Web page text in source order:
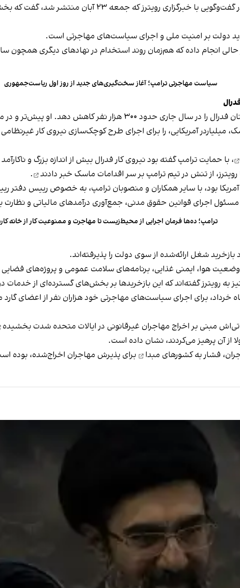
اسکات کوپور، مدیر منابع انسانی دولت آمریکا، در
دولت بر امنیت ملی و اجرای سیاست‌های مهاجرتی است.
سیاست مهاجرتی ترامپ؛ آغاز سخت‌گیری‌های جدید از روز اول ریاست‌جمهوری
دهد. او پیش‌تر و در ماه اوت این رقم را اعلام کرده بود.
، با حمایت ترامپ گفته بود نیروی کار فدرال بیش از اندازه بزرگ و
خبر دادند
.
بود، با سایر همکاران و منصوبان ترامپ، به خصوص رییس دفتر
اجرای قوانین حقوق مدنی، جمع‌آوری درآمدهای مالیاتی و نظارت بر
ترامپ؛ ده‌ها فرمان اجرایی از محیط‌زیست تا مهاجرت و ممنوعیت کار از خانه
هوا، ایمنی غذایی، برنامه‌های سلامت عمومی و پروژه‌های فضایی
به رویترز گفته‌اند که این بازخریدها بر بخش‌های گسترده‌ای از
برای اجرای سیاست‌های مهاجرتی خود هزاران نفر از اعضای گارد
مبنی براخراج مهاجران غیرقانونی در ایالات متحده شدت بخشیده
از آن پرهیز می‌کردند، نشان داده است.
فشار به کشورهای مبدا برای پذیرش مهاجران اخراج‌شده، بوده